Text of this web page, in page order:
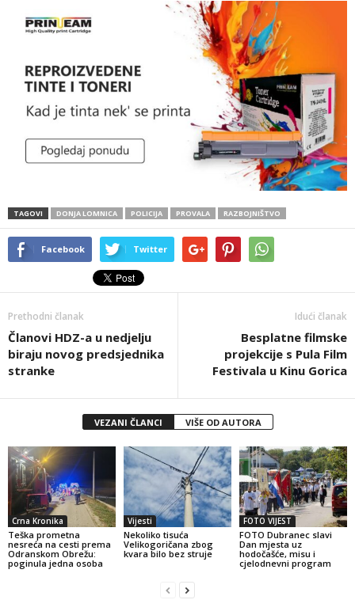
TAGOVI DONJA LOMNICA POLICIJA PROVALA RAZBOJNIŠTVO
Facebook Twitter
Prethodni članak
Članovi HDZ-a u nedjelju
biraju novog predsjednika
stranke
Idući članak
Besplatne filmske
projekcije s Pula Film
Festivala u Kinu Gorica
VEZANI ČLANCI VIŠE OD AUTORA
Crna Kronika
Teška prometna
nesreća na cesti prema
Odranskom Obrežu:
poginula jedna osoba
Vijesti
Nekoliko tisuća
Velikogoričana zbog
kvara bilo bez struje
FOTO VIJEST
FOTO Dubranec slavi
Dan mjesta uz
hodočašće, misu i
cjelodnevni program